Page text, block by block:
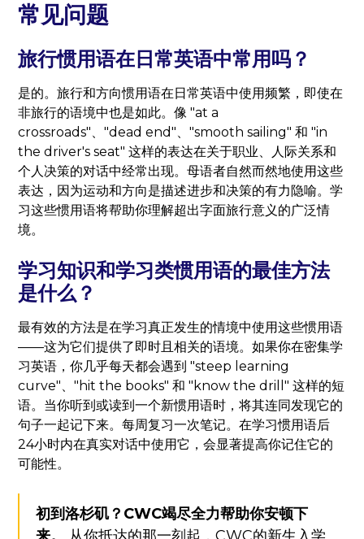
常见问题
旅行惯用语在日常英语中常用吗？
是的。旅行和方向惯用语在日常英语中使用频繁，即使在
非旅行的语境中也是如此。像 "at a
crossroads"、"dead end"、"smooth sailing" 和 "in
the driver's seat" 这样的表达在关于职业、人际关系和
个人决策的对话中经常出现。母语者自然而然地使用这些
表达，因为运动和方向是描述进步和决策的有力隐喻。学
习这些惯用语将帮助你理解超出字面旅行意义的广泛情
境。
学习知识和学习类惯用语的最佳方法
是什么？
最有效的方法是在学习真正发生的情境中使用这些惯用语
——这为它们提供了即时且相关的语境。如果你在密集学
习英语，你几乎每天都会遇到 "steep learning
curve"、"hit the books" 和 "know the drill" 这样的短
语。当你听到或读到一个新惯用语时，将其连同发现它的
句子一起记下来。每周复习一次笔记。在学习惯用语后
24小时内在真实对话中使用它，会显著提高你记住它的
可能性。
初到洛杉矶？CWC竭尽全力帮助你安顿下